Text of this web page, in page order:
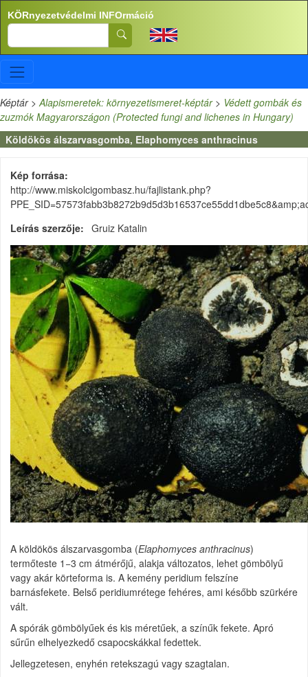
Ugrás a tartalomra
KÖRnyezetvédelmi INFOrmáció
Search
Képtár>Alapismeretek: környezetismeret-képtár> Védett gombák és
zuzmók Magyarországon (Protected fungi and lichenes in Hungary)
Köldökös álszarvasgomba, Elaphomyces anthracinus
Kép forrása
http://www.miskolcigombasz.hu/fajlistank.php?
Leírás szerzője
Gruiz Katalin
A köldökös álszarvasgomba (Elaphomyces anthracinus)
termőteste 1−3 cm átmérőjű, alakja változatos, lehet gömbölyű
vagy akár körteforma is. A kemény peridium felszíne
barnásfekete. Belső peridiumrétege fehéres, ami később szürkére
vált.
A spórák gömbölyűek és kis méretűek, a színűk fekete. Apró
sűrűn elhelyezkedő csapocskákkal fedettek.
Jellegzetesen, enyhén retekszagú vagy szagtalan.